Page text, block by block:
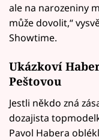
ale na narozeniny
může dovolit,“
Showtime.
Ukázkoví
Peštovou
Jestli někdo zná
dozajista
Pavol Habera